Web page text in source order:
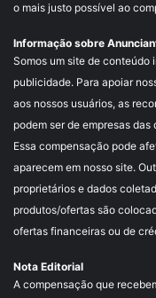
o mais justo possível ao
Informação sobre
Somos um site de conteúdo
publicidade. Para apoiar
aos nossos usuários, as
podem ser de empresas
Essa compensação pode
aparecem em nosso site.
proprietários e dados
produtos/ofertas são
ofertas financeiras ou de
Nota Editorial
A compensação que